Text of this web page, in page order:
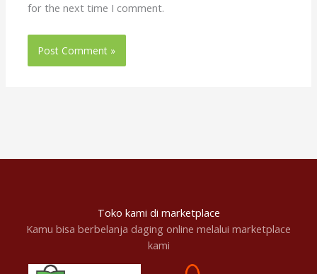
for the next time I comment.
Toko kami di marketplace
Kamu bisa berbelanja daging online melalui marketplace
kami